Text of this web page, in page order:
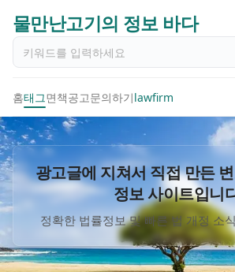
물만난고기의 정보 바다
홈태그면책공고문의하기lawfirm
광고글에 지쳐서 직접 만든
정보 사이트입니
정확한 법률정보 및 빠른 법 개정 소